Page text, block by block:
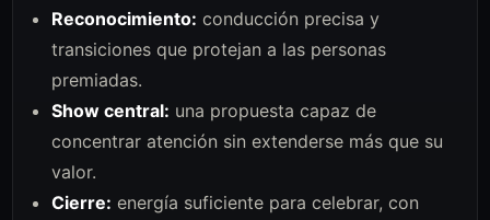
Reconocimiento: conducción precisa y
transiciones que protejan a las personas
premiadas.
Show central: una propuesta capaz de
concentrar atención sin extenderse más que su
valor.
Cierre: energía suficiente para celebrar, con